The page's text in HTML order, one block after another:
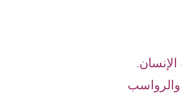
والرواسب